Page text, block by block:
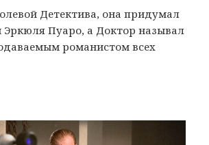
Детектива, она придумал
Пуаро, а Доктор называл
романистом всех